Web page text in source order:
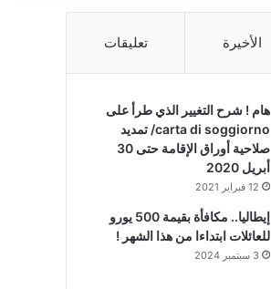
الأخيرة تعليقات
هام ! شرح التغيير الذي طرأ على
carta di soggiorno/ تمديد
صلاحية أوراق الإقامة حتى 30
أبريل 2020
12 فبراير 2021
إيطاليا.. مكافأة بقيمة 500 يورو
للعائلات ابتداءا من هذا الشهر !
3 سبتمبر 2024